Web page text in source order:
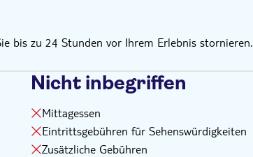
bis zu 24 Stunden vor Ihrem Erlebnis stornieren.
Nicht inbegriffen
Mittagessen
Eintrittsgebühren für Sehenswürdigkeiten
Zusätzliche Gebühren